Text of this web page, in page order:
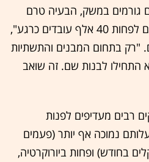
גורמים במשק, הבעיה טרם
נפתרה. "אני מעריך שחסרים לפחות 40 אלף עובדים כרגע",
"רק בתחום המבנים והתשתיות
התחילו לבנות שם. זה שואב
רבים מעדיפים לפנות
נמוכה אף יותר (פעמים
בחודש) ופחות ביורוקרטיה,